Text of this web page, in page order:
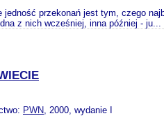
przekonań jest tym, czego
z nich wcześniej, inna później - ju...
PWN, 2000, wydanie I